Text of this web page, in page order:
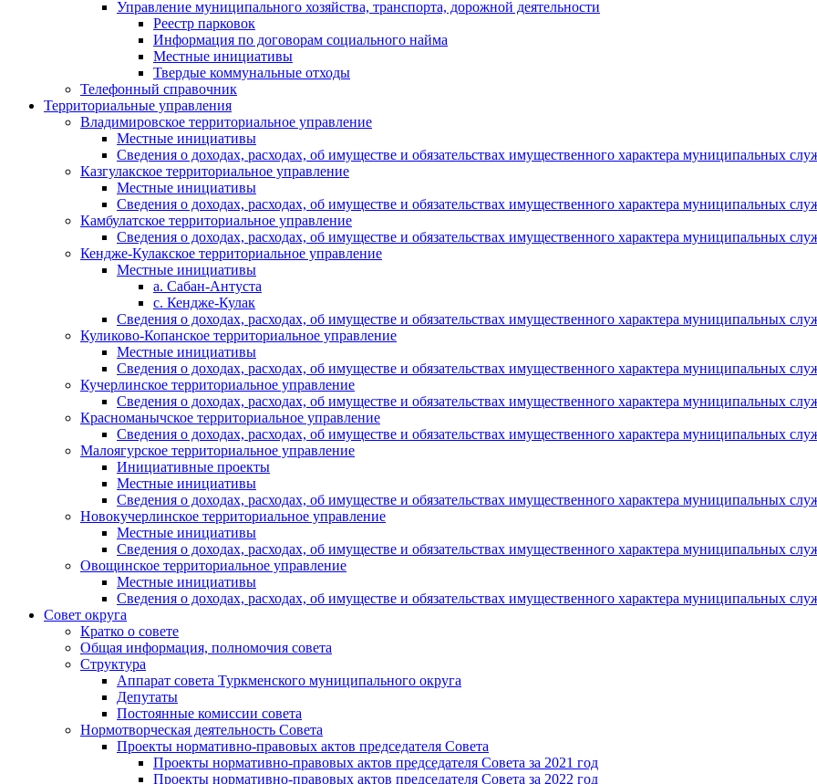
Управление муниципального хозяйства, транспорта, дорожной деятельности
Реестр парковок
Информация по договорам социального найма
Местные инициативы
Твердые коммунальные отходы
Телефонный справочник
Территориальные управления
Владимировское территориальное управление
Местные инициативы
Сведения о доходах, расходах, об имуществе и обязательствах имущественного характера муниципальных
Казгулакское территориальное управление
Местные инициативы
Сведения о доходах, расходах, об имуществе и обязательствах имущественного характера муниципальных
Камбулатское территориальное управление
Сведения о доходах, расходах, об имуществе и обязательствах имущественного характера муниципальных
Кендже-Кулакское территориальное управление
Местные инициативы
а. Сабан-Антуста
с. Кендже-Кулак
Сведения о доходах, расходах, об имуществе и обязательствах имущественного характера муниципальных
Куликово-Копанское территориальное управление
Местные инициативы
Сведения о доходах, расходах, об имуществе и обязательствах имущественного характера муниципальных
Кучерлинское территориальное управление
Сведения о доходах, расходах, об имуществе и обязательствах имущественного характера муниципальных
Красноманычское территориальное управление
Сведения о доходах, расходах, об имуществе и обязательствах имущественного характера муниципальных
Малоягурское территориальное управление
Инициативные проекты
Местные инициативы
Сведения о доходах, расходах, об имуществе и обязательствах имущественного характера муниципальных
Новокучерлинское территориальное управление
Местные инициативы
Сведения о доходах, расходах, об имуществе и обязательствах имущественного характера муниципальных
Овощинское территориальное управление
Местные инициативы
Сведения о доходах, расходах, об имуществе и обязательствах имущественного характера муниципальных
Совет округа
Кратко о совете
Общая информация, полномочия совета
Структура
Аппарат совета Туркменского муниципального округа
Депутаты
Постоянные комиссии совета
Нормотворческая деятельность Совета
Проекты нормативно-правовых актов председателя Cовета
Проекты нормативно-правовых актов председателя Cовета за 2021 год
Проекты нормативно-правовых актов председателя Cовета за 2022 год